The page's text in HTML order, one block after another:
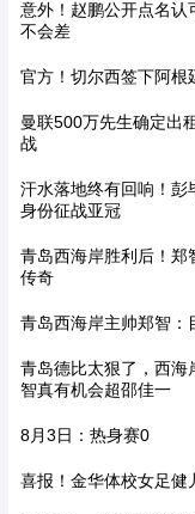
意外！赵鹏公开点名认
不会差
官方！切尔西签下阿根
曼联500万先生确定出
战
汗水落地终有回响！彭
身份征战亚冠
青岛西海岸胜利后！郑
传奇
青岛西海岸主帅郑智：
青岛德比太狠了，西海
智真有机会超邵佳一
8月3日：热身赛0
喜报！金华体校女足健